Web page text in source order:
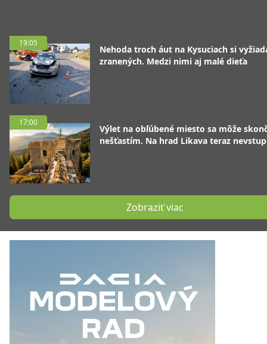
19:05
Nehoda troch áut na Kysuciach si
zranených. Medzi nimi aj malé dieťa
17:00
Výlet na obľúbené miesto sa môže
nešťastím. Na hrad Likava teraz
Zobraziť viac